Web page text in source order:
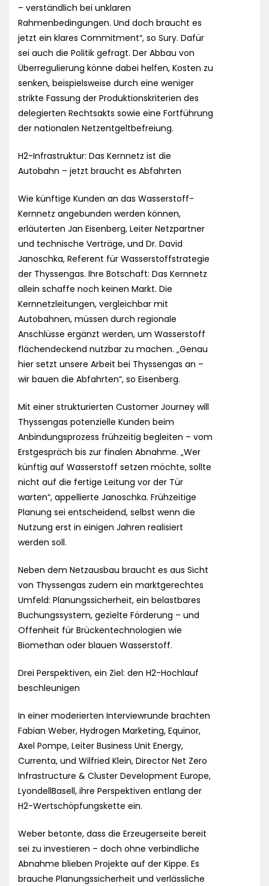
– verständlich bei unklaren
Rahmenbedingungen. Und doch braucht es
jetzt ein klares Commitment“, so Sury. Dafür
sei auch die Politik gefragt. Der Abbau von
Überregulierung könne dabei helfen, Kosten zu
senken, beispielsweise durch eine weniger
strikte Fassung der Produktionskriterien des
delegierten Rechtsakts sowie eine Fortführung
der nationalen Netzentgeltbefreiung.
H2-Infrastruktur: Das Kernnetz ist die
Autobahn – jetzt braucht es Abfahrten
Wie künftige Kunden an das Wasserstoff-
Kernnetz angebunden werden können,
erläuterten Jan Eisenberg, Leiter Netzpartner
und technische Verträge, und Dr. David
Janoschka, Referent für Wasserstoffstrategie
der Thyssengas. Ihre Botschaft: Das Kernnetz
allein schaffe noch keinen Markt. Die
Kernnetzleitungen, vergleichbar mit
Autobahnen, müssen durch regionale
Anschlüsse ergänzt werden, um Wasserstoff
flächendeckend nutzbar zu machen. „Genau
hier setzt unsere Arbeit bei Thyssengas an –
wir bauen die Abfahrten“, so Eisenberg.
Mit einer strukturierten Customer Journey will
Thyssengas potenzielle Kunden beim
Anbindungsprozess frühzeitig begleiten – vom
Erstgespräch bis zur finalen Abnahme. „Wer
künftig auf Wasserstoff setzen möchte, sollte
nicht auf die fertige Leitung vor der Tür
warten“, appellierte Janoschka. Frühzeitige
Planung sei entscheidend, selbst wenn die
Nutzung erst in einigen Jahren realisiert
werden soll.
Neben dem Netzausbau braucht es aus Sicht
von Thyssengas zudem ein marktgerechtes
Umfeld: Planungssicherheit, ein belastbares
Buchungssystem, gezielte Förderung – und
Offenheit für Brückentechnologien wie
Biomethan oder blauen Wasserstoff.
Drei Perspektiven, ein Ziel: den H2-Hochlauf
beschleunigen
In einer moderierten Interviewrunde brachten
Fabian Weber, Hydrogen Marketing, Equinor,
Axel Pompe, Leiter Business Unit Energy,
Currenta, und Wilfried Klein, Director Net Zero
Infrastructure & Cluster Development Europe,
LyondellBasell, ihre Perspektiven entlang der
H2-Wertschöpfungskette ein.
Weber betonte, dass die Erzeugerseite bereit
sei zu investieren – doch ohne verbindliche
Abnahme blieben Projekte auf der Kippe. Es
brauche Planungssicherheit und verlässliche